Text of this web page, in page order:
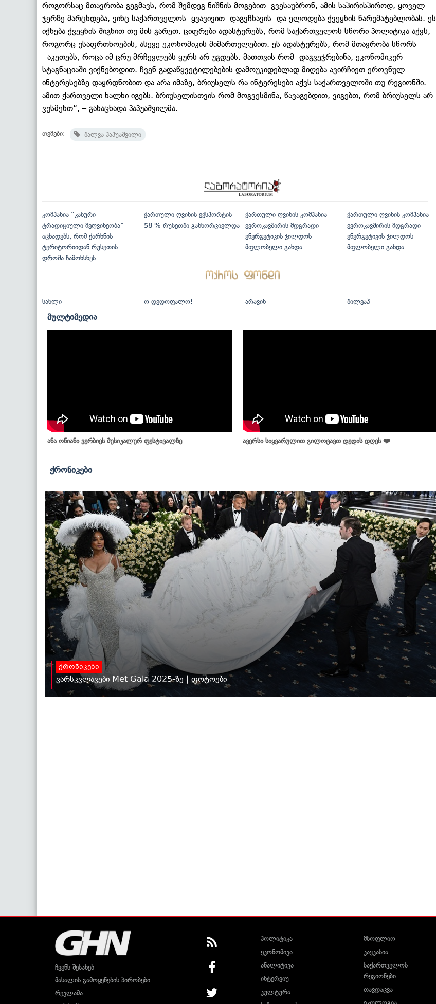
როგორსაც მთავრობა გეგმავს, რომ შემდეგ ნიშნის მოგებით გვესაუბრონ, ამის საპირისპიროდ, ყოველ
ჯერზე მარცხდება, ვინც საქართველოს ყვავივით დაგვჩხავის და ელოდება ქვეყნის წარუმატებლობას. ეს
იქნება ქვეყნის შიგნით თუ მის გარეთ. ციფრები ადასტურებს, რომ საქართველოს სწორი პოლიტიკა აქვს,
როგორც უსაფრთხოების, ასევე ეკონომიკის მიმართულებით. ეს ადასტურებს, რომ მთავრობა სწორს
აკეთებს, როცა იმ ცრუ მრჩევლებს ყურს არ უგდებს. მათთვის რომ დაგვეჯრებინა, ეკონომიკურ
სტაგნაციაში ვიქნებოდით. ჩვენ გადაწყვეტილებების დამოუკიდებლად მიღება ავირჩიეთ ეროვნულ
ინტერესებზე დაყრდნობით და არა იმაზე, ბრიუსელს რა ინტერესები აქვს საქართველოში თუ რეგიონში.
ამით ქართველი ხალხი იგებს. ბრიუსელისთვის რომ მოგვესმინა, წავაგებდით, ვიგებთ, რომ ბრიუსელს არ
ვუსმენთ“, – განაცხადა პაპუაშვილმა.
თემები: შალვა პაპუაშვილი
კომპანია “კახური
ტრადიციული მეღვინეობა”
აცხადებს, რომ ქარხნის
ტერიტორიიდან რუსეთის
დროშა ჩამოხსნეს
ქართული ღვინის ექსპორტის
58 % რუსეთში განხორციელდა
ქართული ღვინის კომპანია
ევროკავშირის მდგრადი
ენერგეტიკის ჯილდოს
მფლობელი გახდა
ქართული ღვინის კომპანია
ევროკავშირის მდგრადი
ენერგეტიკის ჯილდოს
მფლობელი გახდა
სახლი ო დედოფალო! არავინ შილეაჰ
მულტიმედია
ანა ონიანი ვერბიეს მუსიკალურ ფესტივალზე ავერსი სიყვარულით გილოცავთ დედის დღეს ❤️
ქრონიკები
ქრონიკები
ვარსკვლავები Met Gala 2025-ზე | ფოტოები
ჩვენს შესახებ
მასალის გამოყენების პირობები
რეკლამა
პოლიტიკა
ეკონომიკა
ანალიტიკა
ინტერვიუ
კულტურა
მსოფლიო
კავკასია
საქართველოს
რეგიონები
თავდაცვა